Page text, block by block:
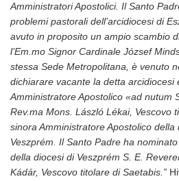
Amministratori Apostolici. Il Santo
problemi pastorali dell’arcidiocesi di
avuto in proposito un ampio scambio
l’Em.mo Signor Cardinale József
stessa Sede Metropolitana, è venuto
dichiarare vacante la detta arcidiocesi
Amministratore Apostolico «ad nutum
Rev.ma Mons. László Lékai, Vescovo
sinora Amministratore Apostolico della
Veszprém. Il Santo Padre ha
della diocesi di Veszprém S. E.
Kádár, Vescovo titolare di Saetabis.”